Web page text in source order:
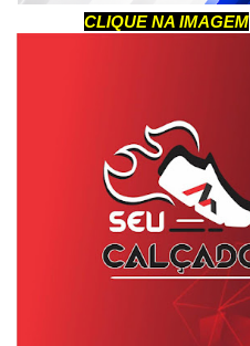
CLIQUE NA IMAGEM